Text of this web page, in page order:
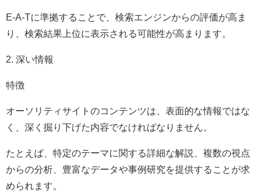
E-A-Tに準拠することで、検索エンジンからの評価が高ま
り、検索結果上位に表示される可能性が高まります。
2. 深い情報
特徴
オーソリティサイトのコンテンツは、表面的な情報ではな
く、深く掘り下げた内容でなければなりません。
たとえば、特定のテーマに関する詳細な解説、複数の視点
からの分析、豊富なデータや事例研究を提供することが求
められます。